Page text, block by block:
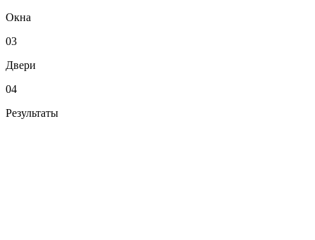
Окна
03
Двери
04
Результаты